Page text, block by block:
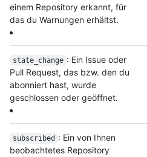
einem Repository erkannt, für
das du Warnungen erhältst.
state_change : Ein Issue oder
Pull Request, das bzw. den du
abonniert hast, wurde
geschlossen oder geöffnet.
subscribed : Ein von Ihnen
beobachtetes Repository